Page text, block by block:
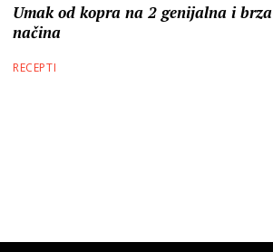
Umak od kopra na 2 genijalna i brza
načina
RECEPTI